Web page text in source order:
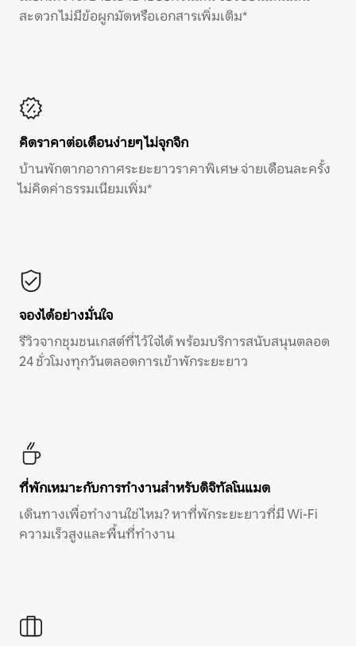
สะดวก ไม่มีข้อผูกมัดหรือเอกสารเพิ่มเติม*
คิดราคาต่อเดือนง่ายๆ ไม่จุกจิก
บ้านพักตากอากาศระยะยาวราคาพิเศษ จ่ายเดือนละครั้ง
ไม่คิดค่าธรรมเนียมเพิ่ม*
จองได้อย่างมั่นใจ
รีวิวจากชุมชนเกสต์ที่ไว้ใจได้ พร้อมบริการสนับสนุนตลอด
24 ชั่วโมงทุกวันตลอดการเข้าพักระยะยาว
ที่พักเหมาะกับการทำงานสำหรับดิจิทัลโนแมด
เดินทางเพื่อทำงานใช่ไหม? หาที่พักระยะยาวที่มี Wi-Fi
ความเร็วสูงและพื้นที่ทำงาน